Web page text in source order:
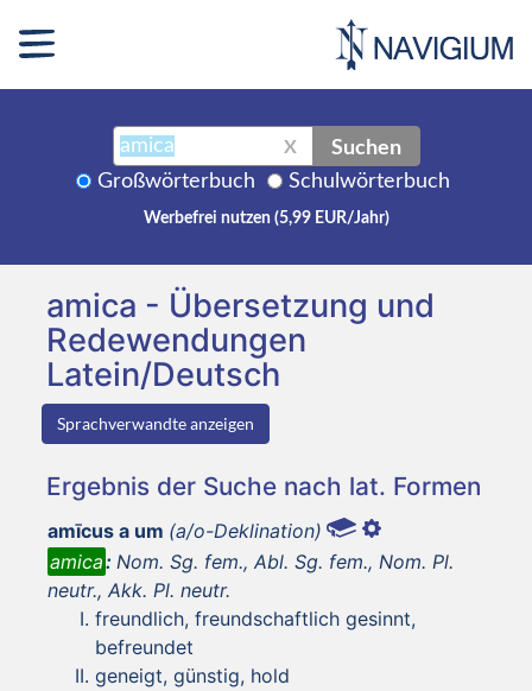
X Suchen
Großwörterbuch Schulwörterbuch
Werbefrei nutzen (5,99 EUR/Jahr)
amica - Übersetzung und
Redewendungen
Latein/Deutsch
Sprachverwandte anzeigen
Ergebnis der Suche nach lat. Formen
amīcus a um (a/o-Deklination)
amica: Nom. Sg. fem., Abl. Sg. fem., Nom. Pl.
neutr., Akk. Pl. neutr.
freundlich, freundschaftlich gesinnt,
befreundet
geneigt, günstig, hold